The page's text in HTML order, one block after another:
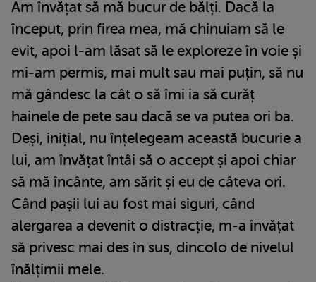
Am învățat să mă bucur de bălți. Dacă la
început, prin firea mea, mă chinuiam să le
evit, apoi l-am lăsat să le exploreze în voie și
mi-am permis, mai mult sau mai puțin, să nu
mă gândesc la cât o să îmi ia să curăț
hainele de pete sau dacă se va putea ori ba.
Deși, inițial, nu înțelegeam această bucurie a
lui, am învățat întâi să o accept și apoi chiar
să mă încânte, am sărit și eu de câteva ori.
Când pașii lui au fost mai siguri, când
alergarea a devenit o distracție, m-a învățat
să privesc mai des în sus, dincolo de nivelul
înălțimii mele.